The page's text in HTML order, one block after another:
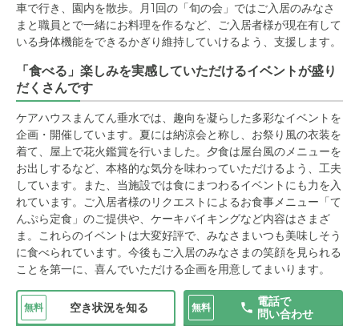
車で行き、園内を散歩。月1回の「旬の会」ではご入居のみなさ
まと職員とで一緒にお料理を作るなど、ご入居者様が現在有して
いる身体機能をできるかぎり維持していけるよう、支援します。
「食べる」楽しみを実感していただけるイベントが盛り
だくさんです
ケアハウスまんてん垂水では、趣向を凝らした多彩なイベントを
企画・開催しています。夏には納涼会と称し、お祭り風の衣装を
着て、屋上で花火鑑賞を行いました。夕食は屋台風のメニューを
お出しするなど、本格的な気分を味わっていただけるよう、工夫
しています。また、当施設では食にまつわるイベントにも力を入
れています。ご入居者様のリクエストによるお食事メニュー「て
んぷら定食」のご提供や、ケーキバイキングなど内容はさまざ
ま。これらのイベントは大変好評で、みなさまいつも美味しそう
に食べられています。今後もご入居のみなさまの笑顔を見られる
ことを第一に、喜んでいただける企画を用意してまいります。
無料 空き状況を知る 無料
電話で
問い合わせ